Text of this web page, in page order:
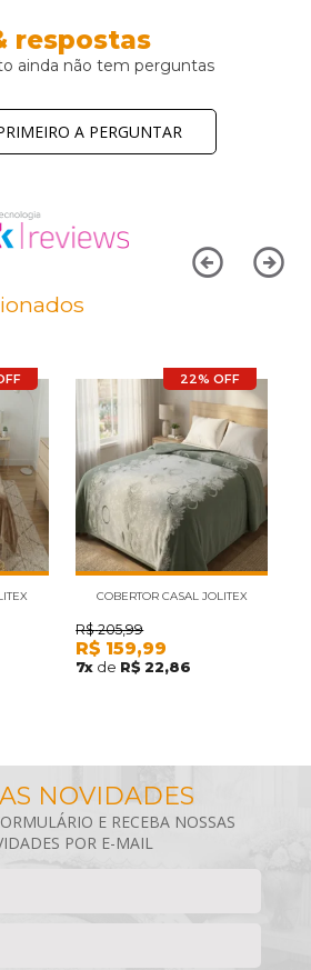
respostas
ainda não tem perguntas
A PERGUNTAR
22% OFF
COBERTOR CASAL JOLITEX
INNOVE AQUILA VERDE
R$ 205,99
R$ 159,99
7x de R$ 22,86